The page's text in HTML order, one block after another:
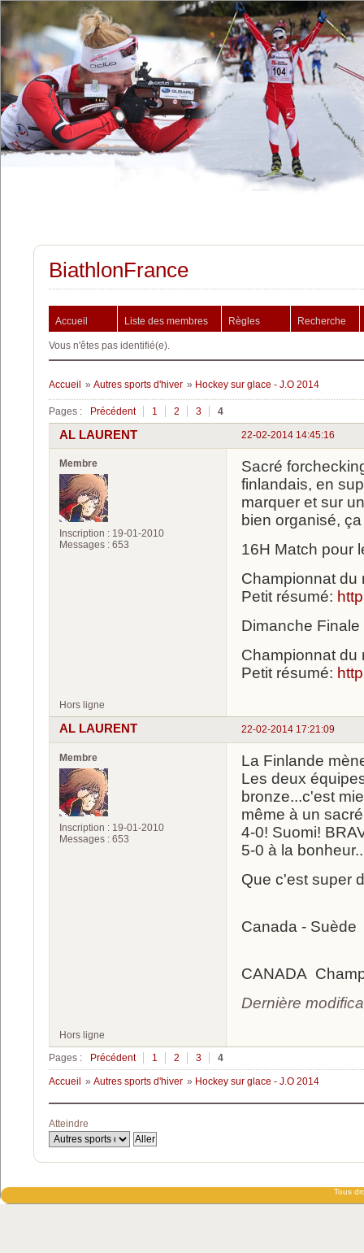
BiathlonFrance
Accueil Liste des membres Règles Recherche
Vous n'êtes pas identifié(e).
Accueil » Autres sports d'hiver » Hockey sur glace - J.O 2014
Pages : Précédent 1 2 3 4
22-02-2014 14:45:16
AL LAURENT
Membre
Inscription : 19-01-2010
Messages : 653
Sacré
finlandais, en
marquer et sur
bien organisé,
16H Match pour
Championnat du
Petit résumé:
Dimanche Finale
Championnat du
Petit résumé:
Hors ligne
22-02-2014 17:21:09
AL LAURENT
Membre
Inscription : 19-01-2010
Messages : 653
La Finlande
Les deux
bronze...c'est
même à un
4-0! Suomi!
5-0 à la
Que c'est super
Canada - Suède
CANADA
Dernière
Hors ligne
Pages :
Précédent 1 2 3 4
Accueil » Autres sports d'hiver » Hockey sur glace - J.O 2014
Atteindre
Tous